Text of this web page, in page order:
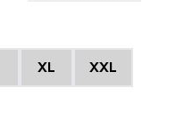
XL XXL